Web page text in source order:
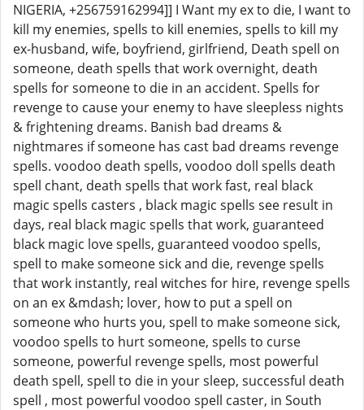
NIGERIA, +256759162994]] I Want my ex to die, I want to
kill my enemies, spells to kill enemies, spells to kill my
ex-husband, wife, boyfriend, girlfriend, Death spell on
someone, death spells that work overnight, death
spells for someone to die in an accident. Spells for
revenge to cause your enemy to have sleepless nights
& frightening dreams. Banish bad dreams &
nightmares if someone has cast bad dreams revenge
spells. voodoo death spells, voodoo doll spells death
spell chant, death spells that work fast, real black
magic spells casters , black magic spells see result in
days, real black magic spells that work, guaranteed
black magic love spells, guaranteed voodoo spells,
spell to make someone sick and die, revenge spells
that work instantly, real witches for hire, revenge spells
on an ex &mdash; lover, how to put a spell on
someone who hurts you, spell to make someone sick,
voodoo spells to hurt someone, spells to curse
someone, powerful revenge spells, most powerful
death spell, spell to die in your sleep, successful death
spell , most powerful voodoo spell caster, in South